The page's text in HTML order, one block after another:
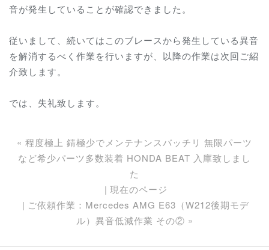
音が発生していることが確認できました。
従いまして、続いてはこのブレースから発生している異音
を解消するべく作業を行いますが、以降の作業は次回ご紹
介致します。
では、失礼致します。
« 程度極上 錆極少でメンテナンスバッチリ 無限パーツ
など希少パーツ多数装着 HONDA BEAT 入庫致しまし
た
現在のページ
ご依頼作業：Mercedes AMG E63（W212後期モデ
ル）異音低減作業 その② »